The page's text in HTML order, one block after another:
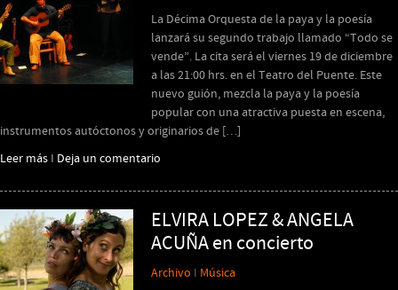
La Décima Orquesta de la paya y la poesía
lanzará su segundo trabajo llamado “Todo se
vende”. La cita será el viernes 19 de diciembre
a las 21:00 hrs. en el Teatro del Puente. Este
nuevo guión, mezcla la paya y la poesía
popular con una atractiva puesta en escena,
instrumentos autóctonos y originarios de […]
Leer más I Deja un comentario
ELVIRA LOPEZ & ANGELA
ACUÑA en concierto
Archivo I Música